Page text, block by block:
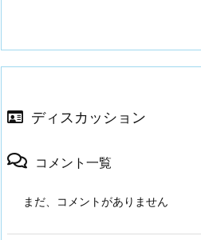
ディスカッション
コメント一覧
まだ、コメントがありません